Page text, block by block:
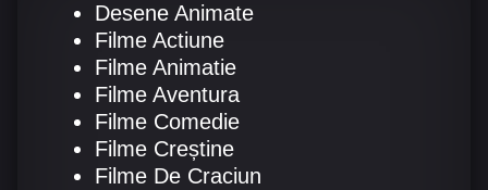
Desene Animate
Filme Actiune
Filme Animatie
Filme Aventura
Filme Comedie
Filme Creștine
Filme De Craciun